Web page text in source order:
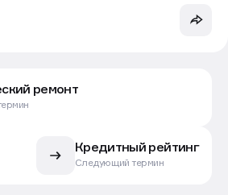
ремонт
Кредитный рейтинг
Следующий термин